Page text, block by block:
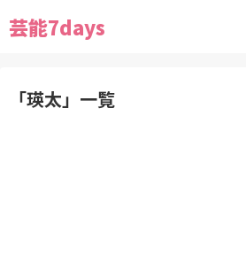
芸能7days
「瑛太」 一覧